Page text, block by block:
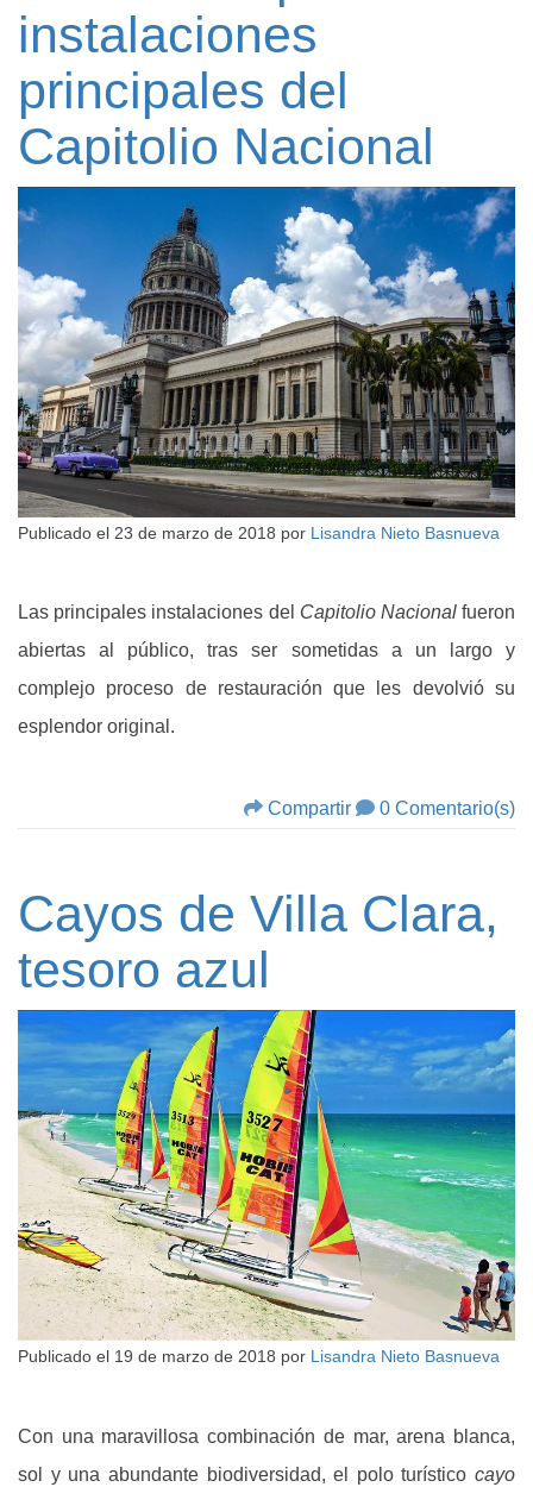
instalaciones
principales del
Capitolio Nacional
Publicado el 23 de marzo de 2018 por Lisandra Nieto Basnueva
Las principales instalaciones del Capitolio Nacionalfueron
abiertas al público, tras ser sometidas a un largo y
complejo proceso de restauración que les devolvió su
esplendor original.
Compartir 0 Comentario(s)
Cayos de Villa Clara,
tesoro azul
Publicado el 19 de marzo de 2018 por Lisandra Nieto Basnueva
Con una maravillosa combinación de mar, arena blanca,
sol y una abundante biodiversidad, el polo turístico cayo